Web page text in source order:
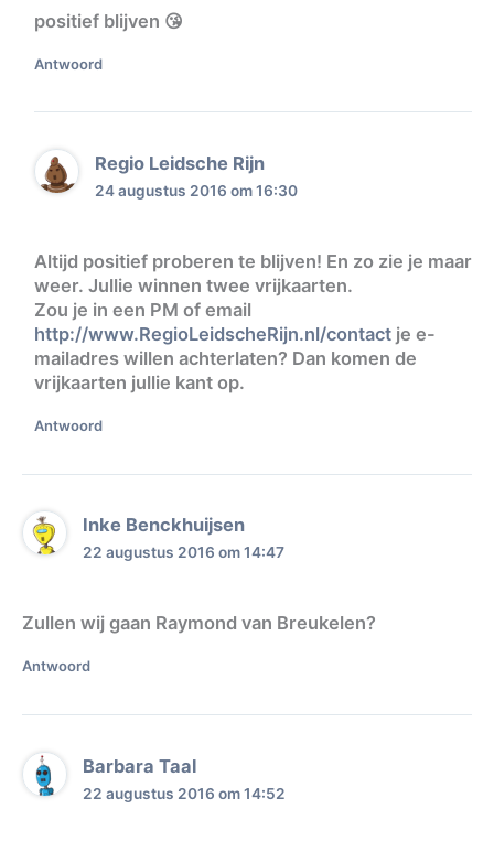
positief blijven 😘
Antwoord
Regio Leidsche Rijn
24 augustus 2016 om 16:30
Altijd positief proberen te blijven! En zo zie je maar
weer. Jullie winnen twee vrijkaarten.
Zou je in een PM of email
http://www.RegioLeidscheRijn.nl/contactje e-
mailadres willen achterlaten? Dan komen de
vrijkaarten jullie kant op.
Antwoord
Inke Benckhuijsen
22 augustus 2016 om 14:47
Zullen wij gaan Raymond van Breukelen?
Antwoord
Barbara Taal
22 augustus 2016 om 14:52